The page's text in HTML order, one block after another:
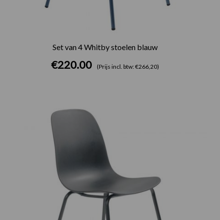
Set van 4 Whitby stoelen blauw
€220.00 (Prijs incl. btw: €266,20)